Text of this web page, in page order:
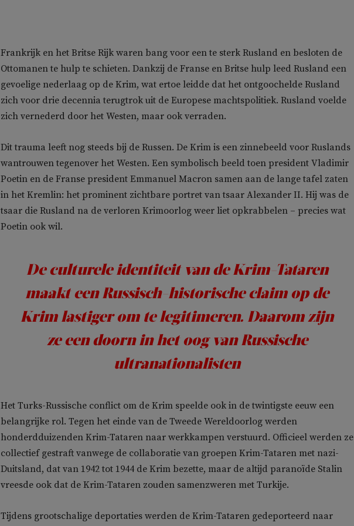
Frankrijk en het Britse Rijk waren bang voor een te sterk Rusland en besloten de
Ottomanen te hulp te schieten. Dankzij de Franse en Britse hulp leed Rusland een
gevoelige nederlaag op de Krim, wat ertoe leidde dat het ontgoochelde Rusland
zich voor drie decennia terugtrok uit de Europese machtspolitiek. Rusland voelde
zich vernederd door het Westen, maar ook verraden.
Dit trauma leeft nog steeds bij de Russen. De Krim is een zinnebeeld voor Ruslands
wantrouwen tegenover het Westen. Een symbolisch beeld toen president Vladimir
Poetin en de Franse president Emmanuel Macron samen aan de lange tafel zaten
in het Kremlin: het prominent zichtbare portret van tsaar Alexander II. Hij was de
tsaar die Rusland na de verloren Krimoorlog weer liet opkrabbelen – precies wat
Poetin ook wil.
De culturele identiteit van de Krim-Tataren
maakt een Russisch-historische claim op de
Krim lastiger om te legitimeren. Daarom zijn
ze een doorn in het oog van Russische
ultranationalisten
Het Turks-Russische conflict om de Krim speelde ook in de twintigste eeuw een
belangrijke rol. Tegen het einde van de Tweede Wereldoorlog werden
honderdduizenden Krim-Tataren naar werkkampen verstuurd. Officieel werden ze
collectief gestraft vanwege de collaboratie van groepen Krim-Tataren met nazi-
Duitsland, dat van 1942 tot 1944 de Krim bezette, maar de altijd paranoïde Stalin
vreesde ook dat de Krim-Tataren zouden samenzweren met Turkije.
Tijdens grootschalige deportaties werden de Krim-Tataren gedeporteerd naar